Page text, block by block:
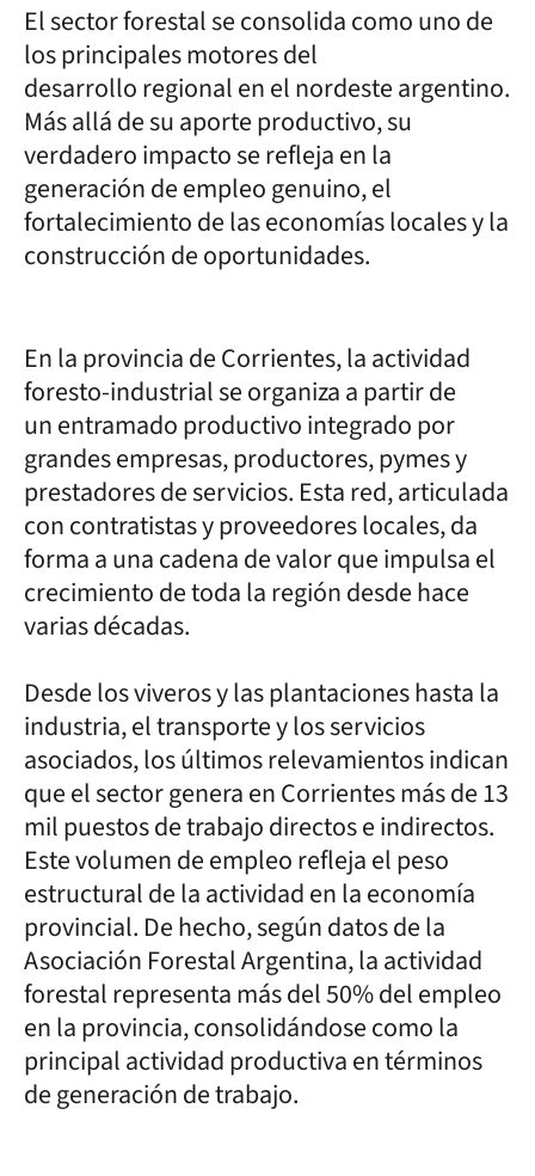
El sector forestal se consolida como uno de
los principales motores del
desarrollo regional en el nordeste argentino.
Más allá de su aporte productivo, su
verdadero impacto se refleja en la
generación de empleo genuino, el
fortalecimiento de las economías locales y la
construcción de oportunidades.
En la provincia de Corrientes, la actividad
foresto-industrial se organiza a partir de
un entramado productivo integrado por
grandes empresas, productores, pymes y
prestadores de servicios. Esta red, articulada
con contratistas y proveedores locales, da
forma a una cadena de valor que impulsa el
crecimiento de toda la región desde hace
varias décadas.
Desde los viveros y las plantaciones hasta la
industria, el transporte y los servicios
asociados, los últimos relevamientos indican
que el sector genera en Corrientes más de 13
mil puestos de trabajo directos e indirectos.
Este volumen de empleo refleja el peso
estructural de la actividad en la economía
provincial. De hecho, según datos de la
Asociación Forestal Argentina, la actividad
forestal representa más del 50% del empleo
en la provincia, consolidándose como la
principal actividad productiva en términos
de generación de trabajo.